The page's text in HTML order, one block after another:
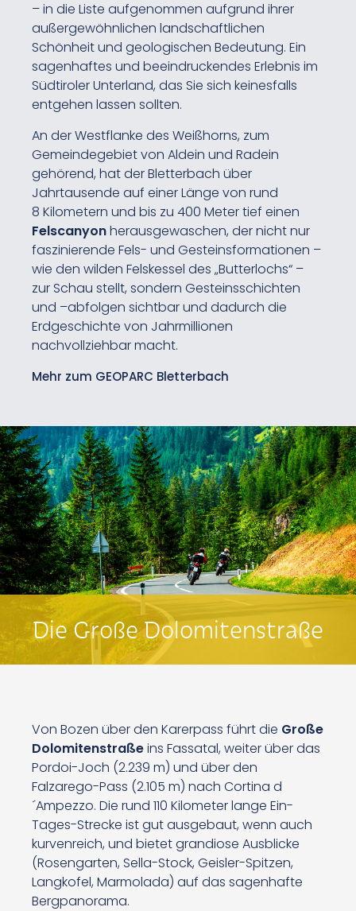
– in die Liste aufgenommen aufgrund ihrer
außergewöhnlichen landschaftlichen
Schönheit und geologischen Bedeutung. Ein
sagenhaftes und beeindruckendes Erlebnis im
Südtiroler Unterland, das Sie sich keinesfalls
entgehen lassen sollten.
An der Westflanke des Weißhorns, zum
Gemeindegebiet von Aldein und Radein
gehörend, hat der Bletterbach über
Jahrtausende auf einer Länge von rund
8 Kilometern und bis zu 400 Meter tief einen
Felscanyonherausgewaschen, der nicht nur
faszinierende Fels- und Gesteinsformationen –
wie den wilden Felskessel des „Butterlochs“ –
zur Schau stellt, sondern Gesteinsschichten
und –abfolgen sichtbar und dadurch die
Erdgeschichte von Jahrmillionen
nachvollziehbar macht.
Mehr zum GEOPARC Bletterbach
Die Große Dolomitenstraße
Von Bozen über den Karerpass führt die Große
Dolomitenstraßeins Fassatal, weiter über das
Pordoi-Joch (2.239 m) und über den
Falzarego-Pass (2.105 m) nach Cortina d
´Ampezzo. Die rund 110 Kilometer lange Ein-
Tages-Strecke ist gut ausgebaut, wenn auch
kurvenreich, und bietet grandiose Ausblicke
(Rosengarten, Sella-Stock, Geisler-Spitzen,
Langkofel, Marmolada) auf das sagenhafte
Bergpanorama.